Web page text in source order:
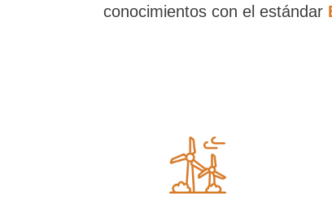
conocimientos con el estándar